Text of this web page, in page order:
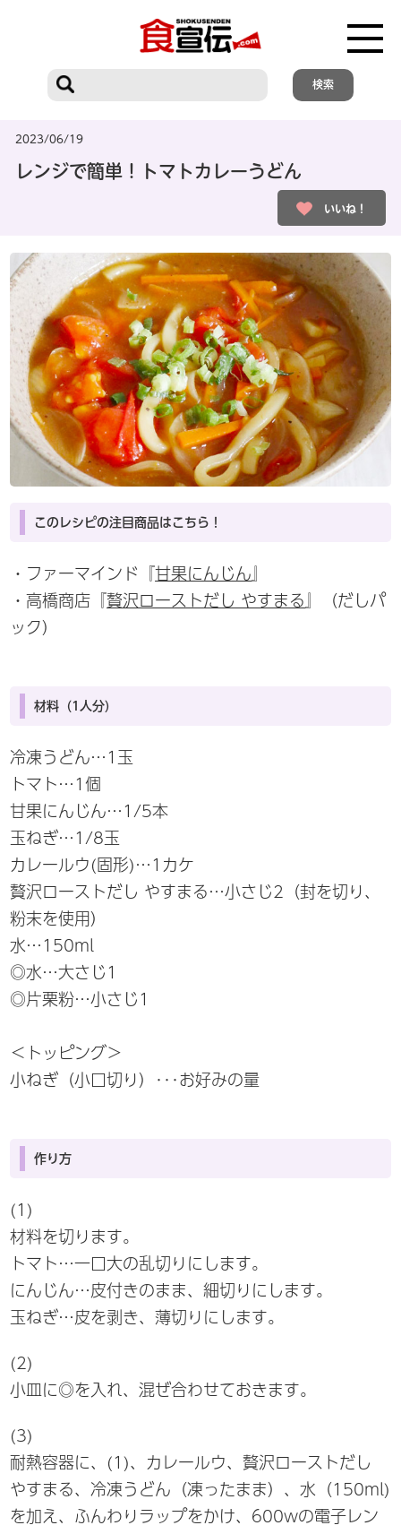
2023/06/19
レンジで簡単！トマトカレーうどん
いいね！
このレシピの注目商品はこちら！
・ファーマインド『甘果にんじん
・高橋商店『贅沢ローストだし やすまる
』（だしパ
ック）
材料（1人分）
冷凍うどん…1玉
トマト…1個
甘果にんじん…1/5本
玉ねぎ…1/8玉
カレールウ(固形)…1カケ
贅沢ローストだし やすまる…小さじ2（封を切り、
粉末を使用）
水…150ml
◎水…大さじ1
◎片栗粉…小さじ1
＜トッピング＞
小ねぎ（小口切り）･･･お好みの量
作り方
(1)
材料を切ります。
トマト…一口大の乱切りにします。
にんじん…皮付きのまま、細切りにします。
玉ねぎ…皮を剥き、薄切りにします。
(2)
小皿に◎を入れ、混ぜ合わせておきます。
(3)
耐熱容器に、(1)、カレールウ、贅沢ローストだし
やすまる、冷凍うどん（凍ったまま）、水（150ml)
を加え、ふんわりラップをかけ、600wの電子レン